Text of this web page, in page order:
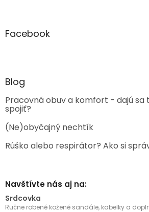
Facebook
Blog
Pracovná obuv a komfort - dajú
spojiť?
(Ne)obyčajný nechtík
Rúško alebo respirátor? Ako si
Navštívte nás aj na:
Srdcovka
Ručne robené kožené sandále, kabelky a